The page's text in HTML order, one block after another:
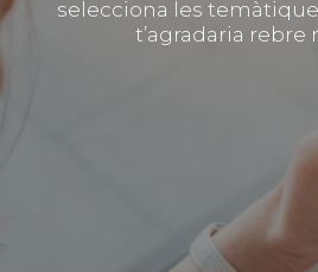
selecciona les
t’agradaria rebre